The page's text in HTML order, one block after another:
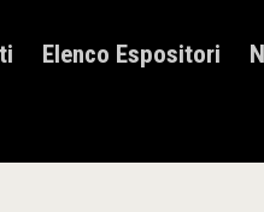
Elenco Espositori